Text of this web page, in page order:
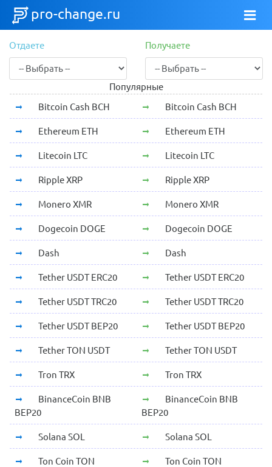
pro-change.ru
Отдаете Получаете
Популярные
Bitcoin Cash BCH
Bitcoin Cash BCH
Ethereum ETH Ethereum ETH
Litecoin LTC Litecoin LTC
Ripple XRP Ripple XRP
Monero XMR Monero XMR
Dogecoin DOGE Dogecoin DOGE
Dash Dash
Tether USDT ERC20 Tether USDT ERC20
Tether USDT TRC20 Tether USDT TRC20
Tether USDT BEP20 Tether USDT BEP20
Tether TON USDT Tether TON USDT
Tron TRX Tron TRX
BinanceCoin BNB
BEP20
BinanceCoin BNB
BEP20
Solana SOL Solana SOL
Ton Coin TON Ton Coin TON